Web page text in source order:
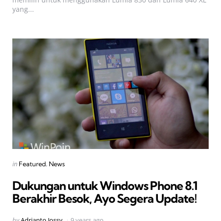
yang...
Categories
Posted
in Featured News
Dukungan untuk Windows Phone 8.1
Berakhir Besok, Ayo Segera Update!